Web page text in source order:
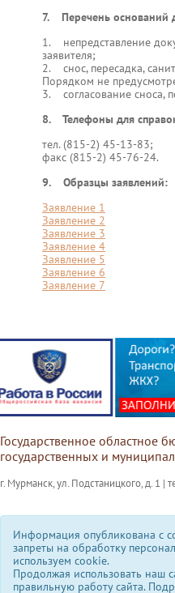
7. Перечень оснований
1. непредставление
заявителя;
2. снос, пересадка,
Порядком не
3. согласование сноса,
8. Телефоны для
тел. (815-2) 45-13-83;
факс (815-2) 45-76-24.
9. Образцы заявлений:
Заявление 1
Заявление 2
Заявление 3
Заявление 4
Заявление 5
Заявление 6
Заявление 7
Государственное областное
государственных и
г. Мурманск, ул. Подстаницкого, д. 1
Информация опубликована с
запреты на обработку
используем сookie.
Продолжая использовать наш
правильную работу сайта.